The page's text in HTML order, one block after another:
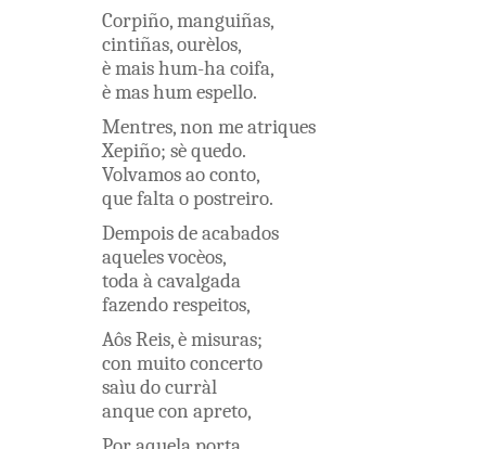
Corpiño,manguiñas,
cintiñas,ourèlos,
èmaishum-hacoifa,
èmashumespello.
Mentres,non meatriques
Xepiño; sèquedo.
Volvamosaoconto,
quefaltaopostreiro.
Dempoisdeacabados
aquelesvocèos,
todaàcavalgada
fazendorespeitos,
AôsReis,èmisuras;
con muitoconcerto
saìudocurràl
anquecon apreto,